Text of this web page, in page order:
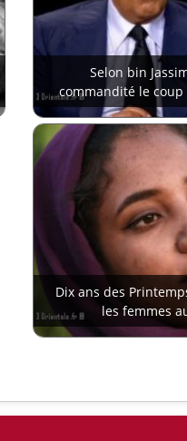
Selon bin
commandité le coup
Dix ans des
les femmes